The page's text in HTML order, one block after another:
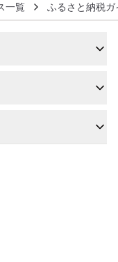
一覧 ふるさと納税ガ